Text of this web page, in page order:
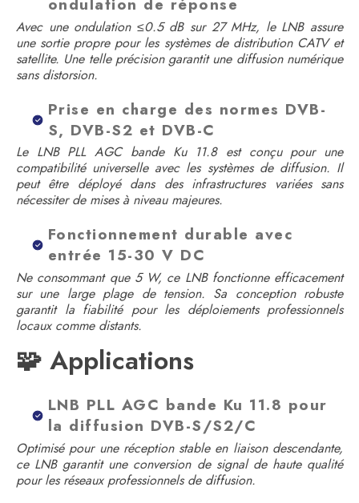
Avec une ondulation ≤0.5 dB sur 27 MHz, le LNB assure
une sortie propre pour les systèmes de distribution CATV et
satellite. Une telle précision garantit une diffusion numérique
sans distorsion.
Prise en charge des normes DVB-
S, DVB-S2 et DVB-C
Le LNB PLL AGC bande Ku 11.8 est conçu pour une
compatibilité universelle avec les systèmes de diffusion. Il
peut être déployé dans des infrastructures variées sans
nécessiter de mises à niveau majeures.
Fonctionnement durable avec
entrée 15-30 V DC
Ne consommant que 5 W, ce LNB fonctionne efficacement
sur une large plage de tension. Sa conception robuste
garantit la fiabilité pour les déploiements professionnels
locaux comme distants.
🧩 Applications
LNB PLL AGC bande Ku 11.8 pour
la diffusion DVB-S/S2/C
Optimisé pour une réception stable en liaison descendante,
ce LNB garantit une conversion de signal de haute qualité
pour les réseaux professionnels de diffusion.